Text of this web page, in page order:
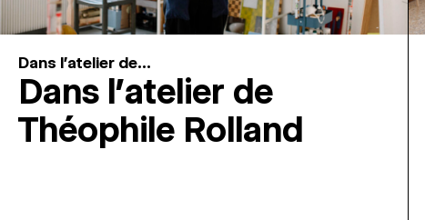
Dans l'atelier de...
Dans l’atelier de
Théophile Rolland